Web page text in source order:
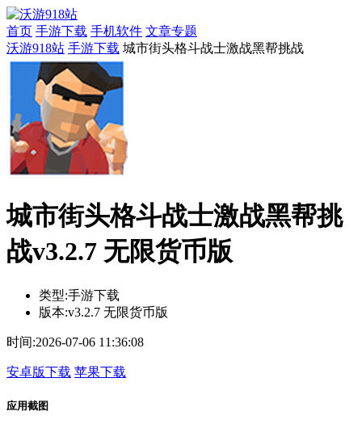
首页 手游下载 手机软件 文章专题
沃游918站 手游下载 城市街头格斗战士激战黑帮挑战
城市街头格斗战士激战黑帮挑
战v3.2.7 无限货币版
类型:手游下载
版本:v3.2.7 无限货币版
时间:2026-07-06 11:36:08
安卓版下载 苹果下载
应用截图